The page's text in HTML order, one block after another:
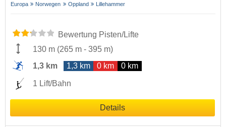
Europa Norwegen Oppland Lillehammer
Bewertung Pisten/Lifte
130 m (265 m - 395 m)
1,3 km
1,3 km 0 km 0 km
1 Lift/Bahn
Details